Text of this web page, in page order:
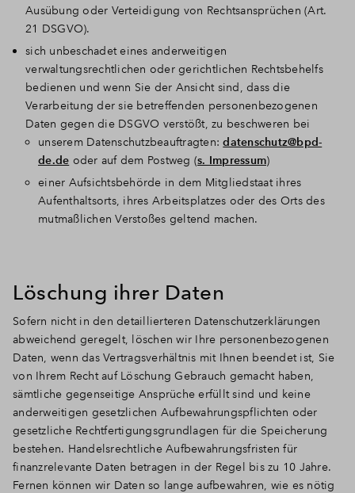
Ausübung oder Verteidigung von Rechtsansprüchen (Art.
21 DSGVO).
sich unbeschadet eines anderweitigen
verwaltungsrechtlichen oder gerichtlichen Rechtsbehelfs
bedienen und wenn Sie der Ansicht sind, dass die
Verarbeitung der sie betreffenden personenbezogenen
Daten gegen die DSGVO verstößt, zu beschweren bei
unserem Datenschutzbeauftragten:datenschutz@bpd-
de.de oder auf dem Postweg (s. Impressum)
einer Aufsichtsbehörde in dem Mitgliedstaat ihres
Aufenthaltsorts, ihres Arbeitsplatzes oder des Orts des
mutmaßlichen Verstoßes geltend machen.
Löschung ihrer Daten
Sofern nicht in den detaillierteren Datenschutzerklärungen
abweichend geregelt, löschen wir Ihre personenbezogenen
Daten, wenn das Vertragsverhältnis mit Ihnen beendet ist, Sie
von Ihrem Recht auf Löschung Gebrauch gemacht haben,
sämtliche gegenseitige Ansprüche erfüllt sind und keine
anderweitigen gesetzlichen Aufbewahrungspflichten oder
gesetzliche Rechtfertigungsgrundlagen für die Speicherung
bestehen. Handelsrechtliche Aufbewahrungsfristen für
finanzrelevante Daten betragen in der Regel bis zu 10 Jahre.
Fernen können wir Daten so lange aufbewahren, wie es nötig